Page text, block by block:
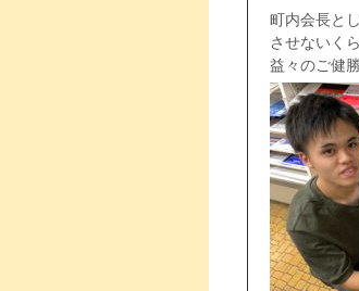
町内会長と
させないく
益々のご健